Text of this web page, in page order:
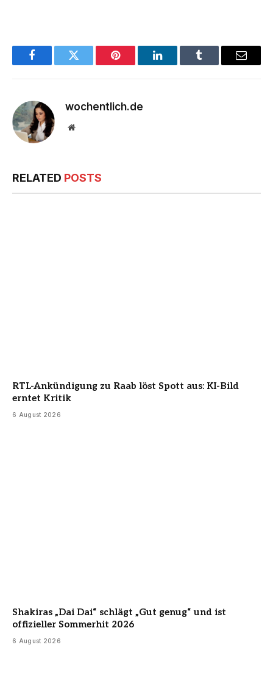
FacebookTwitter Pinterest LinkedInTumblr Email
wochentlich.de
Website
RELATED POSTS
RTL-Ankündigung zu Raab löst Spott aus: KI-Bild
erntet Kritik
6 August 2026
Shakiras „Dai Dai“ schlägt „Gut genug“ und ist
offizieller Sommerhit 2026
6 August 2026